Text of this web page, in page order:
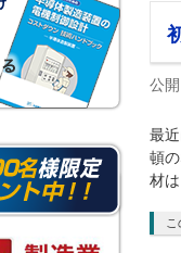
公
最
頓
材